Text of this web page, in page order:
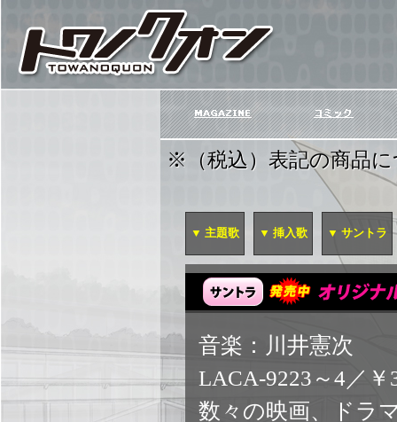
※（税込）表記の商品
▼ 主題歌 ▼ 挿入歌 ▼ サントラ
音楽：川井憲次
LACA-9223～4／￥
数々の映画、ドラ